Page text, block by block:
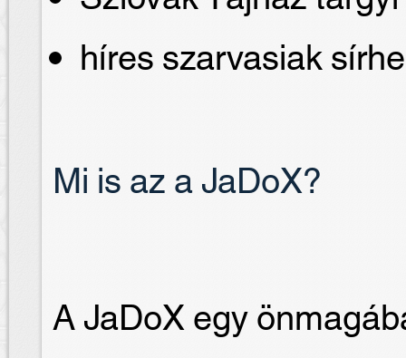
híres szarvasiak
Mi is az a JaDoX?
A JaDoX egy